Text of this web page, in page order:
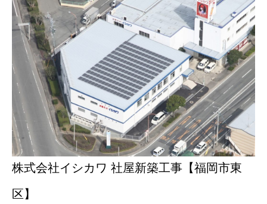
株式会社イシカワ 社屋新築工事【福岡市東
区】